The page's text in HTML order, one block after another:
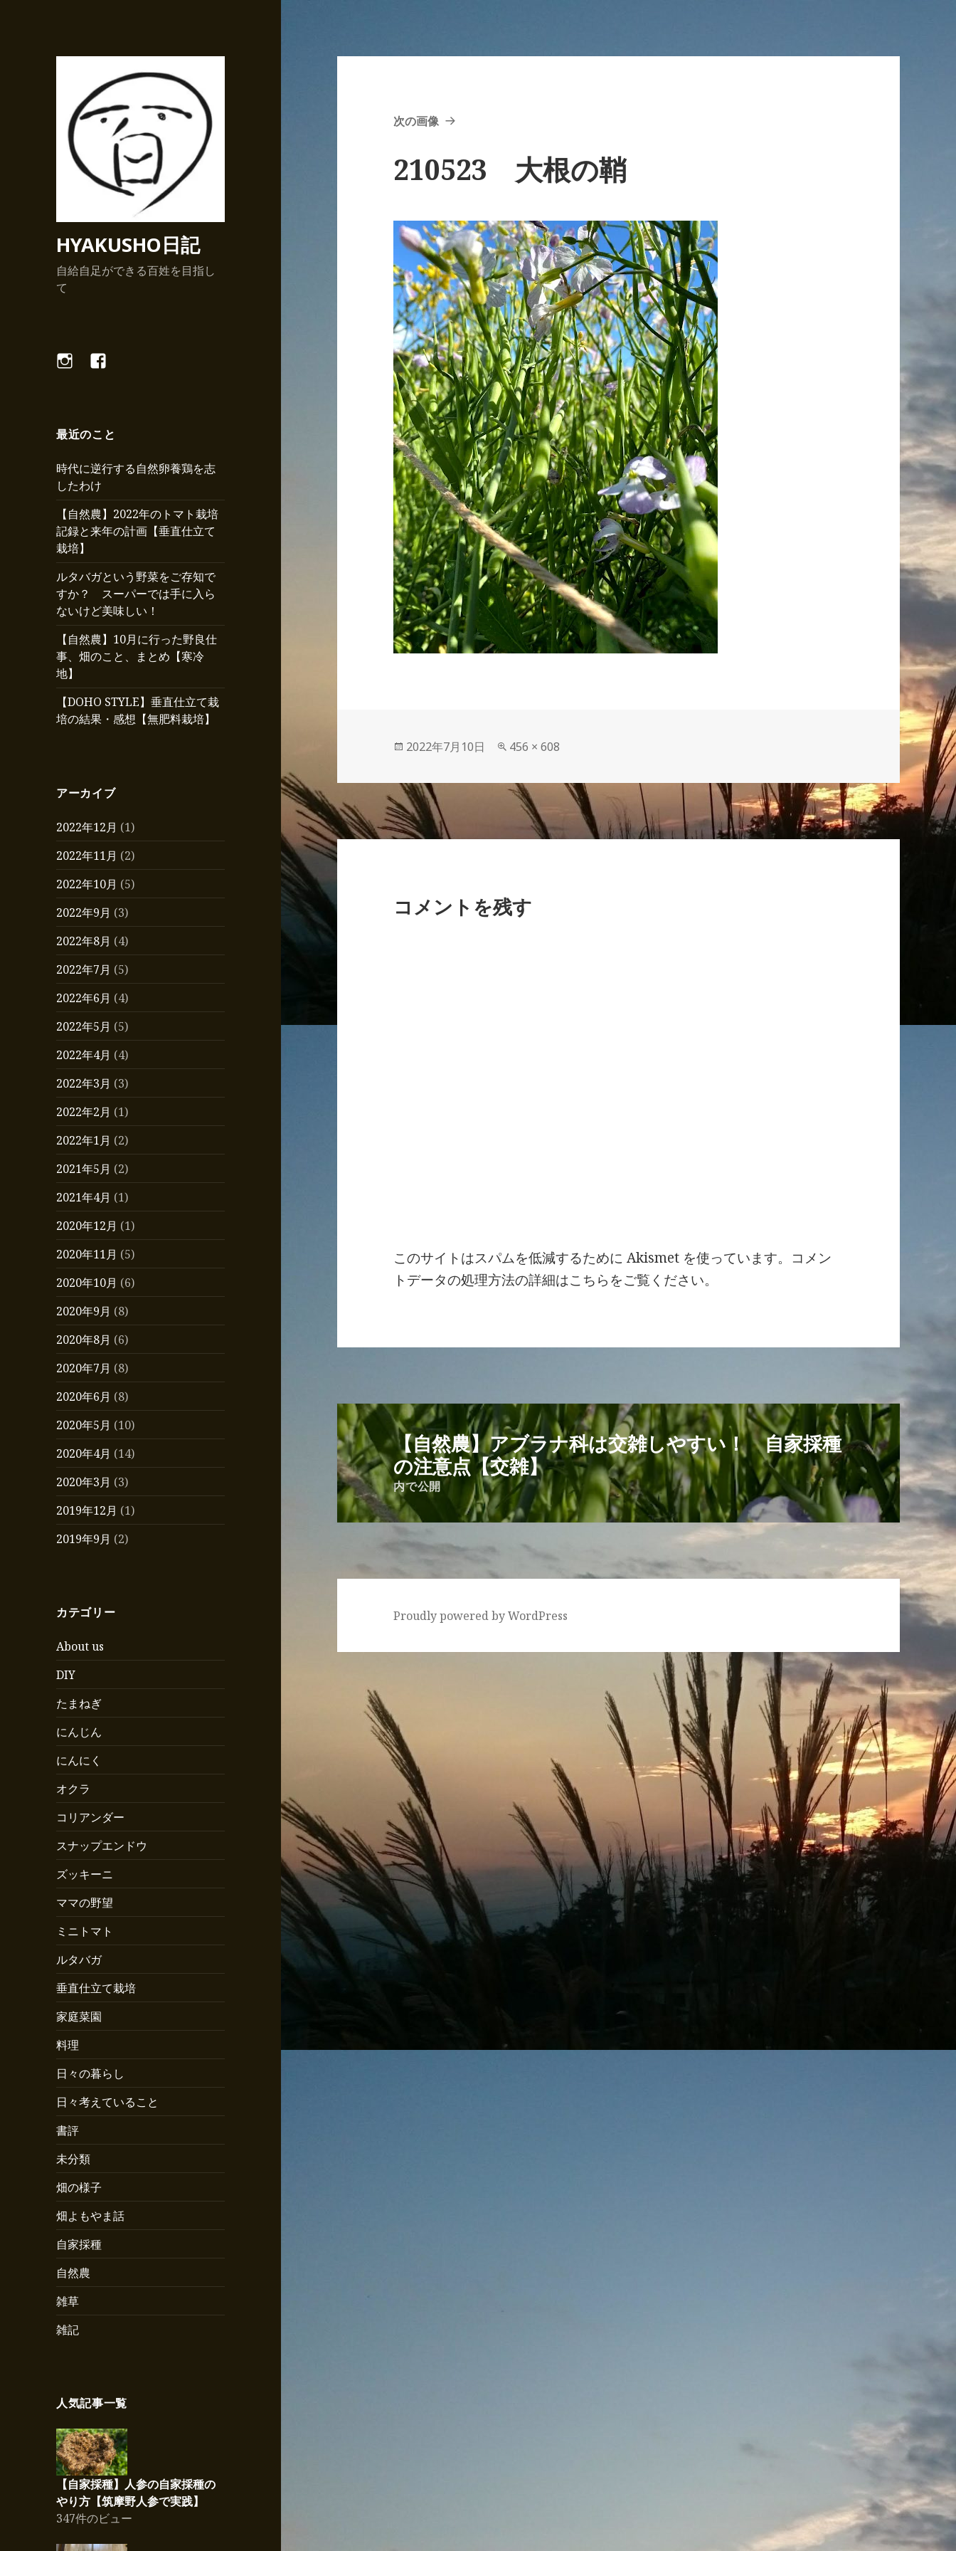
HYAKUSHO日記
自給自足ができる百姓を目指し
て
InstagramFacebook
最近のこと
時代に逆行する自然卵養鶏を志
したわけ
【自然農】2022年のトマト栽培
記録と来年の計画【垂直仕立て
栽培】
ルタバガという野菜をご存知で
すか？ スーパーでは手に入ら
ないけど美味しい！
【自然農】10月に行った野良仕
事、畑のこと、まとめ【寒冷
地】
【DOHO STYLE】垂直仕立て栽
培の結果・感想【無肥料栽培】
アーカイブ
2022年12月 (1)
2022年11月 (2)
2022年10月 (5)
2022年9月 (3)
2022年8月 (4)
2022年7月 (5)
2022年6月 (4)
2022年5月 (5)
2022年4月 (4)
2022年3月 (3)
2022年2月 (1)
2022年1月 (2)
2021年5月 (2)
2021年4月 (1)
2020年12月 (1)
2020年11月 (5)
2020年10月 (6)
2020年9月 (8)
2020年8月 (6)
2020年7月 (8)
2020年6月 (8)
2020年5月 (10)
2020年4月 (14)
2020年3月 (3)
2019年12月 (1)
2019年9月 (2)
カテゴリー
About us
DIY
たまねぎ
にんじん
にんにく
オクラ
コリアンダー
スナップエンドウ
ズッキーニ
ママの野望
ミニトマト
ルタバガ
垂直仕立て栽培
家庭菜園
料理
日々の暮らし
日々考えていること
書評
未分類
畑の様子
畑よもやま話
自家採種
自然農
雑草
雑記
人気記事一覧
【自家採種】人参の自家採種の
やり方【筑摩野人参で実践】
347件のビュー
次の画像
210523 大根の鞘
投
日:
2022年7月10日
フ
サ
イ
456 × 608
コメントを残す
このサイトはスパムを低減するために Akismet を使っています。
コメン
トデータの処理方法の詳細はこちらをご覧ください。
投
稿
ナ
ビ
ゲ
ー
【自然農】アブラナ科は交雑しやすい！ 自家採種
の注意点【交雑】
内で公開
Proudly powered by WordPress